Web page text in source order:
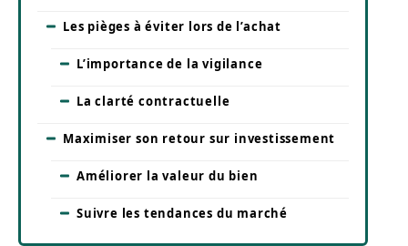
Les pièges à éviter lors de l’achat
L’importance de la vigilance
La clarté contractuelle
Maximiser son retour sur investissement
Améliorer la valeur du bien
Suivre les tendances du marché